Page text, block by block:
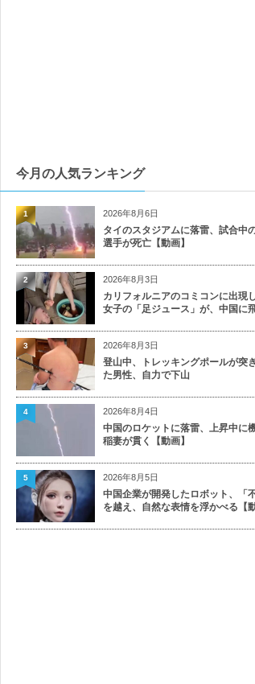
今月の人気ランキング
2026年8月6日
タイのスタジアムに落雷、試合中
選手が死亡【動画】
1
2026年8月3日
カリフォルニアのコミコンに出現
女子の「足ジュース」が、中国に
2
2026年8月3日
登山中、トレッキングポールが突
た男性、自力で下山
3
2026年8月4日
中国のロケットに落雷、上昇中に
稲妻が貫く【動画】
4
2026年8月5日
中国企業が開発したロボット、「
を越え、自然な表情を浮かべる【動
5